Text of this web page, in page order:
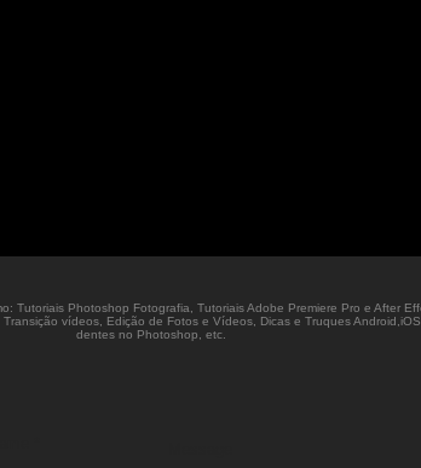
Tutoriais Photoshop Fotografia, Tutoriais Adobe Premiere Pro e After
vídeos, Edição de Fotos e Vídeos, Dicas e Truques
dentes no Photoshop, etc.